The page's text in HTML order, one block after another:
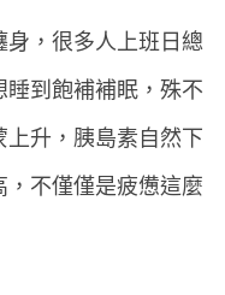
身，很多人上班日總
到飽補補眠，殊不
升，胰島素自然下
，不僅僅是疲憊這麼